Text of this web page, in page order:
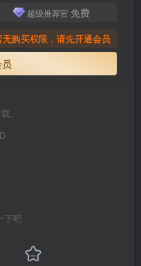
超级推荐官 免费
无购买权限，请先开通会员
。
下吧